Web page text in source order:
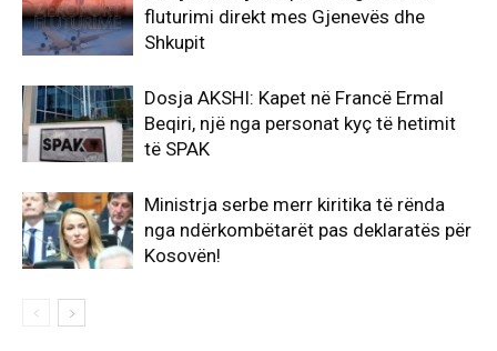
fluturimi direkt mes Gjenevës dhe
Shkupit
Dosja AKSHI: Kapet në Francë Ermal
Beqiri, një nga personat kyç të hetimit
të SPAK
Ministrja serbe merr kiritika të rënda
nga ndërkombëtarët pas deklaratës për
Kosovën!